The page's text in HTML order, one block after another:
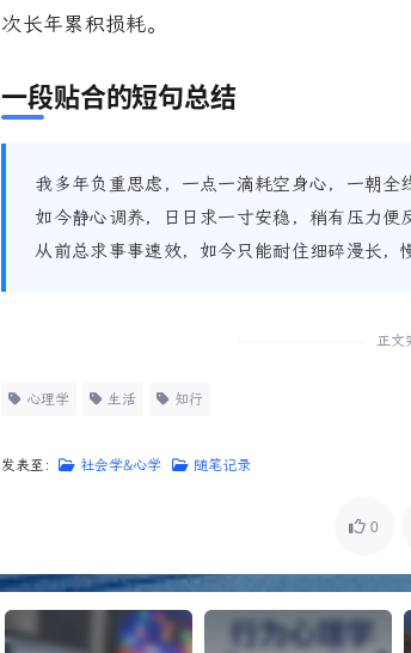
次长年累积损耗。
一段贴合的短句总结
我多年负重思虑，一点一滴耗空身心，一朝全
如今静心调养，日日求一寸安稳，稍有压力便
从前总求事事速效，如今只能耐住细碎漫长，
正文
心理学 生活 知行
发表至： 社会学&心学 随笔记录
0